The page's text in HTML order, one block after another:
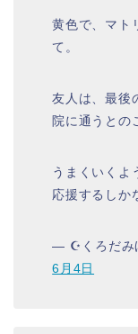
黄色で、マト
て。
友人は、最後
院に通うとの
うまくいくよ
応援するしか
— ☪くろだみ
6月4日